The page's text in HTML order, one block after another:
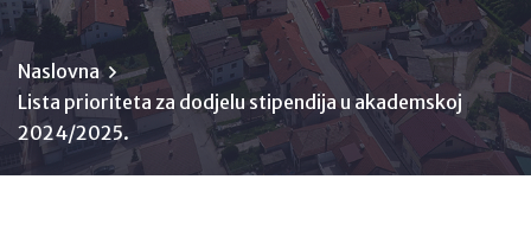
Naslovna
Lista prioriteta za dodjelu stipendija u akademskoj
2024/2025.